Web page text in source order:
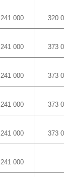
241 000 320
241 000 373
241 000 373
241 000 373
241 000 373
241 000